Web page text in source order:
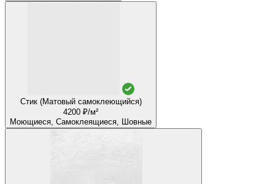
Стик (Матовый самоклеющийся)
4200 ₽/м²
Моющиеся, Самоклеящиеся, Шовные